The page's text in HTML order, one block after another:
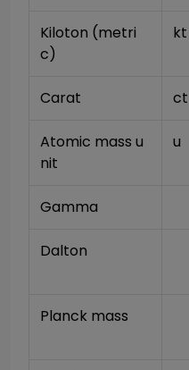
Kiloton (metri
c)
kt
Carat ct
Atomic mass u
nit
u
Gamma
Dalton
Planck mass